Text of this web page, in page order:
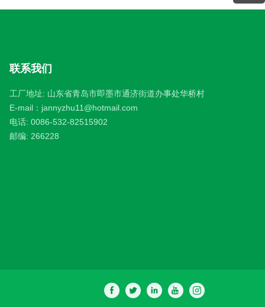
联系我们
工厂地址: 山东省青岛市即墨市通济街道办事处华桥村
E-mail： jannyzhu11@hotmail.com
电话:0086-532-82515902
邮编: 266228